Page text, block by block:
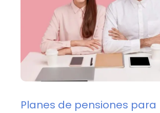
Planes de pensiones para